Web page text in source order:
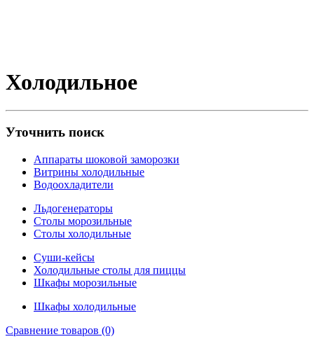
Холодильное
Уточнить поиск
Аппараты шоковой замoрoзки
Витрины холодильные
Водоохладители
Льдогенераторы
Столы морозильные
Столы холодильные
Суши-кейсы
Холодильные столы для пиццы
Шкафы морозильные
Шкафы холодильные
Сравнение товаров (0)